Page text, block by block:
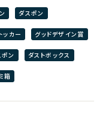
ダスポン
ッカー グッドデザイン賞
ポン ダストボックス
箱